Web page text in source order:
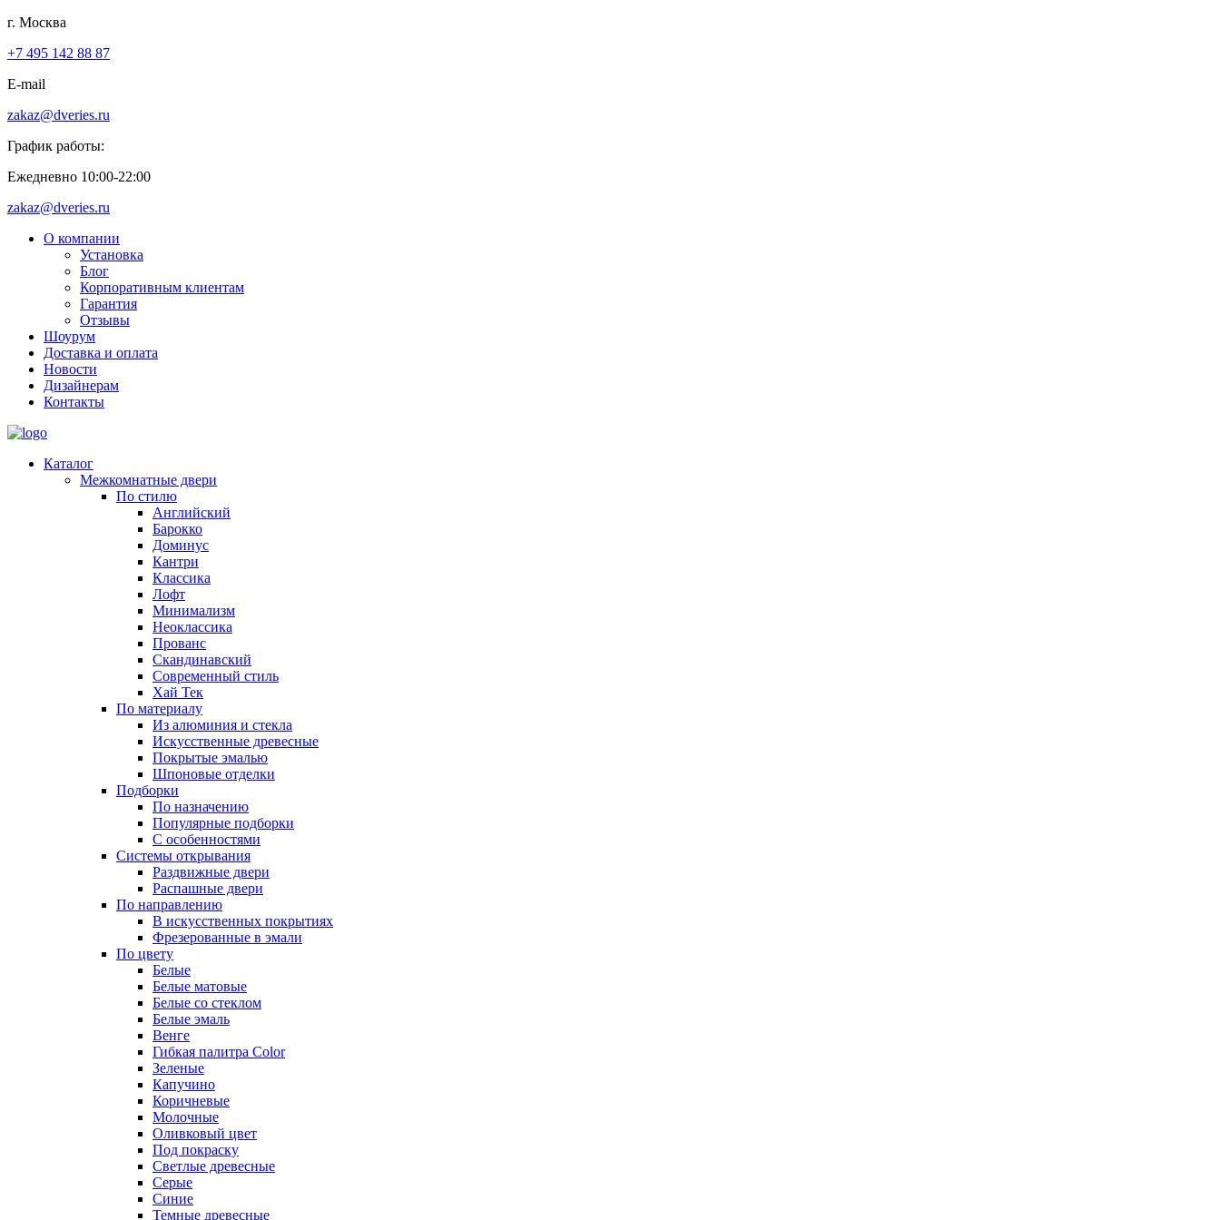
г. Москва
+7 495 142 88 87
E-mail
zakaz@dveries.ru
График работы:
Ежедневно 10:00-22:00
zakaz@dveries.ru
О компании
Установка
Блог
Корпоративным клиентам
Гарантия
Отзывы
Шоурум
Доставка и оплата
Новости
Дизайнерам
Контакты
Каталог
Межкомнатные двери
По стилю
Английский
Барокко
Доминус
Кантри
Классика
Лофт
Минимализм
Неоклассика
Прованс
Скандинавский
Современный стиль
Хай Тек
По материалу
Из алюминия и стекла
Искусственные древесные
Покрытые эмалью
Шпоновые отделки
Подборки
По назначению
Популярные подборки
С особенностями
Системы открывания
Раздвижные двери
Распашные двери
По направлению
В искусственных покрытиях
Фрезерованные в эмали
По цвету
Белые
Белые матовые
Белые со стеклом
Белые эмаль
Венге
Гибкая палитра Color
Зеленые
Капучино
Коричневые
Молочные
Оливковый цвет
Под покраску
Светлые древесные
Серые
Синие
Темные древесные